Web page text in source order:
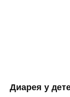
Диарея у